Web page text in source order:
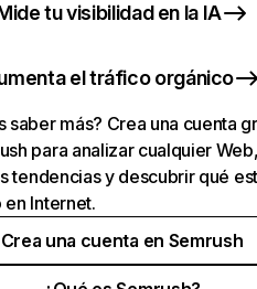
tu visibilidad en la IA
el tráfico orgánico
saber más? Crea una cuenta
para analizar cualquier
tendencias y descubrir qué
en Internet.
Crea una cuenta en Semrush